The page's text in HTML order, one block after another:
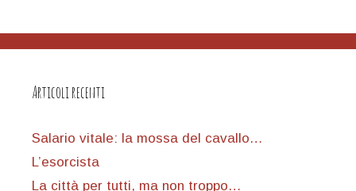
Articoli recenti
Salario vitale: la mossa del cavallo…
L’esorcista
La città per tutti, ma non troppo…